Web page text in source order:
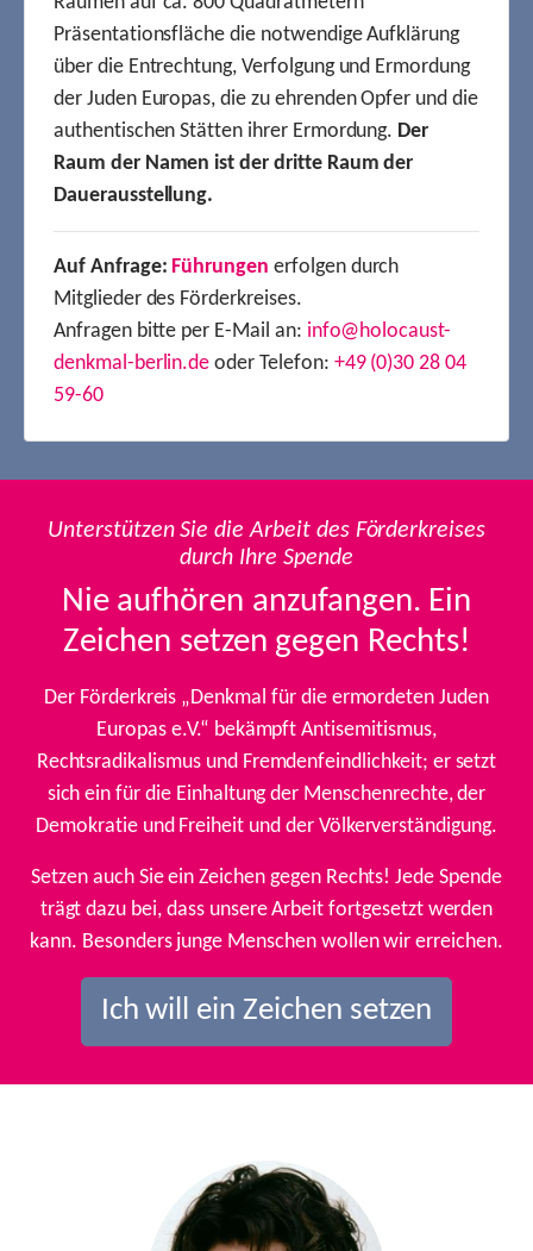
Präsentationsfläche die notwendige Aufklärung
über die Entrechtung, Verfolgung und Ermordung
der Juden Europas, die zu ehrenden Opfer und die
authentischen Stätten ihrer Ermordung. Der
Raum der Namen ist der dritte Raum der
Dauerausstellung.
Auf Anfrage: Führungen erfolgen durch
Mitglieder des Förderkreises.
Anfragen bitte per E-Mail an: info@holocaust-
denkmal-berlin.de oder Telefon: +49 (0)30 28 04
59-60
Unterstützen Sie die Arbeit des Förderkreises
durch Ihre Spende
Nie aufhören anzufangen. Ein
Zeichen setzen gegen Rechts!
Der Förderkreis „Denkmal für die ermordeten Juden
Europas e.V.“ bekämpft Antisemitismus,
Rechtsradikalismus und Fremdenfeindlichkeit; er setzt
sich ein für die Einhaltung der Menschenrechte, der
Demokratie und Freiheit und der Völkerverständigung.
Setzen auch Sie ein Zeichen gegen Rechts! Jede Spende
trägt dazu bei, dass unsere Arbeit fortgesetzt werden
kann. Besonders junge Menschen wollen wir erreichen.
Ich will ein Zeichen setzen